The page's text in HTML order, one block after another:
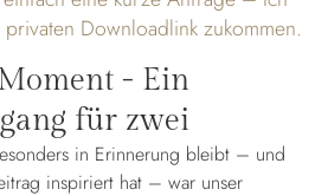
Downloadlink zukommen.
- Ein
für zwei
in Erinnerung bleibt – und
inspiriert hat – war unser